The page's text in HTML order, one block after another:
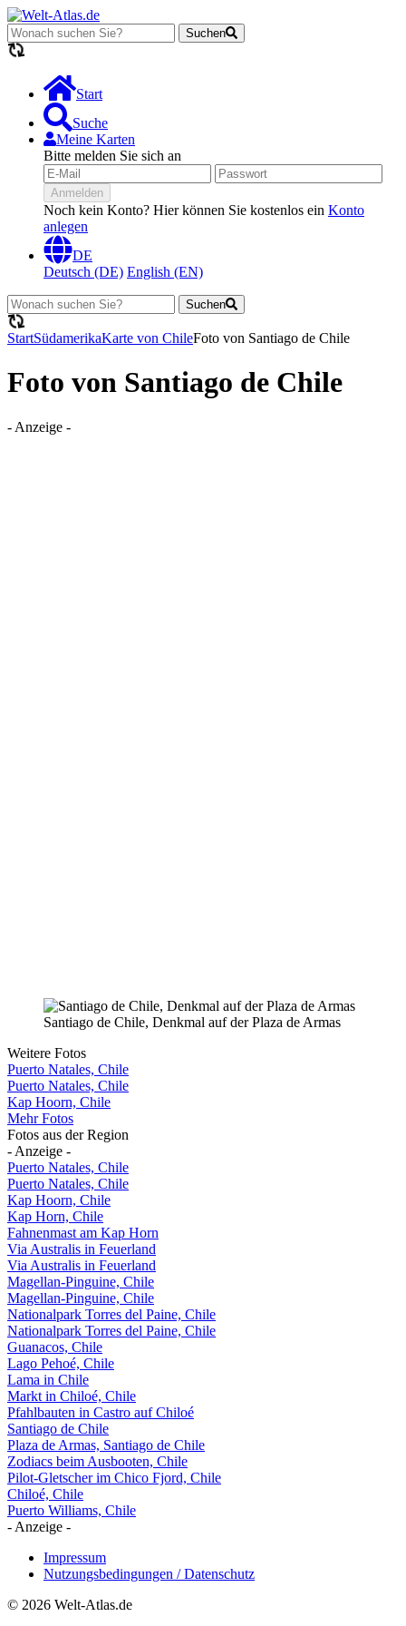
Suchen
Start
Suche
Meine Karten
Bitte melden Sie sich an
Anmelden
Noch kein Konto? Hier können Sie kostenlos ein Konto
anlegen
DE
Deutsch (DE) English (EN)
Suchen
StartSüdamerikaKarte von ChileFoto von Santiago de Chile
Foto von Santiago de Chile
- Anzeige -
Santiago de Chile, Denkmal auf der Plaza de Armas
Weitere Fotos
Puerto Natales, Chile
Puerto Natales, Chile
Kap Hoorn, Chile
Mehr Fotos
Fotos aus der Region
- Anzeige -
Puerto Natales, Chile
Puerto Natales, Chile
Kap Hoorn, Chile
Kap Horn, Chile
Fahnenmast am Kap Horn
Via Australis in Feuerland
Via Australis in Feuerland
Magellan-Pinguine, Chile
Magellan-Pinguine, Chile
Nationalpark Torres del Paine, Chile
Nationalpark Torres del Paine, Chile
Guanacos, Chile
Lago Pehoé, Chile
Lama in Chile
Markt in Chiloé, Chile
Pfahlbauten in Castro auf Chiloé
Santiago de Chile
Plaza de Armas, Santiago de Chile
Zodiacs beim Ausbooten, Chile
Pilot-Gletscher im Chico Fjord, Chile
Chiloé, Chile
Puerto Williams, Chile
- Anzeige -
Impressum
Nutzungsbedingungen / Datenschutz
© 2026 Welt-Atlas.de